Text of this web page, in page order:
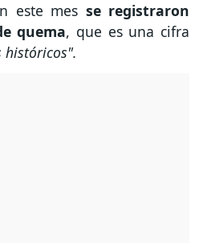
este mes se registraron
quema, que es una cifra
históricos".